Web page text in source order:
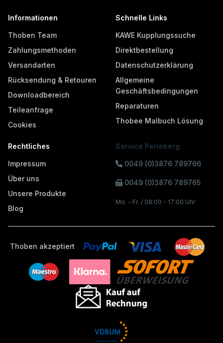
Informationen
Thoben Team
Zahlungsmethoden
Versandarten
Rücksendung & Retouren
Downloadbereich
Teileanfrage
Cookies
Schnelle Links
KAWE Kupplungssuche
Direktbestellung
Datenschutzerklärung
Allgemeine
Geschäftsbedingungen
Reparaturen
Thobee Malbuch Lösung
Rechtliches
Impressum
Über uns
Unsere Produkte
Blog
Service Perleberg
0049 (0)3876 789766
0049 (0)3876 789765
Mo. - Fr. / 08:00 - 17:00 Uhr
Thoben akzeptiert